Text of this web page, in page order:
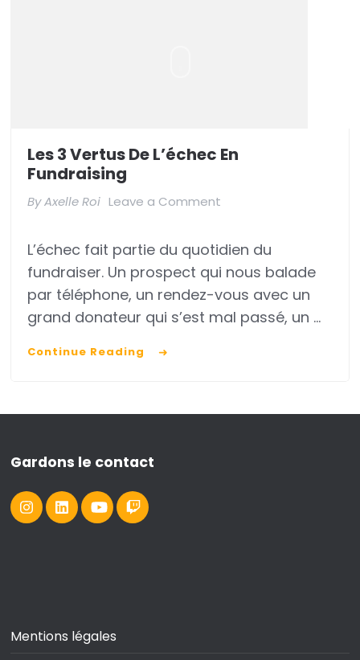
Les 3 Vertus De L’échec En
Fundraising
ByAxelle Roi Leave a Comment
3
vertus
de
l’échec
L’échec fait partie du quotidien du
fundraiser. Un prospect qui nous balade
par téléphone, un rendez-vous avec un
grand donateur qui s’est mal passé, un …
Continue Reading
Gardons le contact
Mentions légales